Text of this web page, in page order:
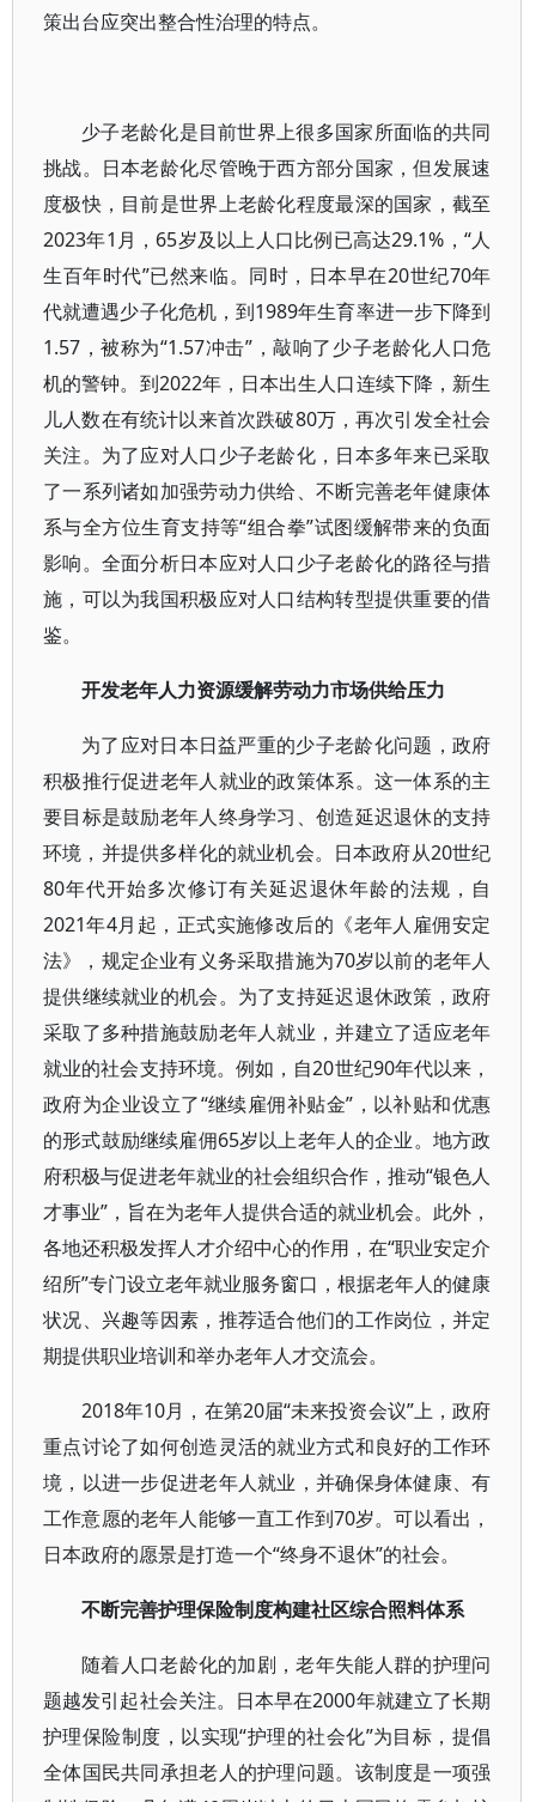
策出台应突出整合性治理的特点。
少子老龄化是目前世界上很多国家所面临的共同
挑战。日本老龄化尽管晚于西方部分国家，但发展速
度极快，目前是世界上老龄化程度最深的国家，截至
2023年1月，65岁及以上人口比例已高达29.1%，“人
生百年时代”已然来临。同时，日本早在20世纪70年
代就遭遇少子化危机，到1989年生育率进一步下降到
1.57，被称为“1.57冲击”，敲响了少子老龄化人口危
机的警钟。到2022年，日本出生人口连续下降，新生
儿人数在有统计以来首次跌破80万，再次引发全社会
关注。为了应对人口少子老龄化，日本多年来已采取
了一系列诸如加强劳动力供给、不断完善老年健康体
系与全方位生育支持等“组合拳”试图缓解带来的负面
影响。全面分析日本应对人口少子老龄化的路径与措
施，可以为我国积极应对人口结构转型提供重要的借
鉴。
开发老年人力资源缓解劳动力市场供给压力
为了应对日本日益严重的少子老龄化问题，政府
积极推行促进老年人就业的政策体系。这一体系的主
要目标是鼓励老年人终身学习、创造延迟退休的支持
环境，并提供多样化的就业机会。日本政府从20世纪
80年代开始多次修订有关延迟退休年龄的法规，自
2021年4月起，正式实施修改后的《老年人雇佣安定
法》，规定企业有义务采取措施为70岁以前的老年人
提供继续就业的机会。为了支持延迟退休政策，政府
采取了多种措施鼓励老年人就业，并建立了适应老年
就业的社会支持环境。例如，自20世纪90年代以来，
政府为企业设立了“继续雇佣补贴金”，以补贴和优惠
的形式鼓励继续雇佣65岁以上老年人的企业。地方政
府积极与促进老年就业的社会组织合作，推动“银色人
才事业”，旨在为老年人提供合适的就业机会。此外，
各地还积极发挥人才介绍中心的作用，在“职业安定介
绍所”专门设立老年就业服务窗口，根据老年人的健康
状况、兴趣等因素，推荐适合他们的工作岗位，并定
期提供职业培训和举办老年人才交流会。
2018年10月，在第20届“未来投资会议”上，政府
重点讨论了如何创造灵活的就业方式和良好的工作环
境，以进一步促进老年人就业，并确保身体健康、有
工作意愿的老年人能够一直工作到70岁。可以看出，
日本政府的愿景是打造一个“终身不退休”的社会。
不断完善护理保险制度构建社区综合照料体系
随着人口老龄化的加剧，老年失能人群的护理问
题越发引起社会关注。日本早在2000年就建立了长期
护理保险制度，以实现“护理的社会化”为目标，提倡
全体国民共同承担老人的护理问题。该制度是一项强